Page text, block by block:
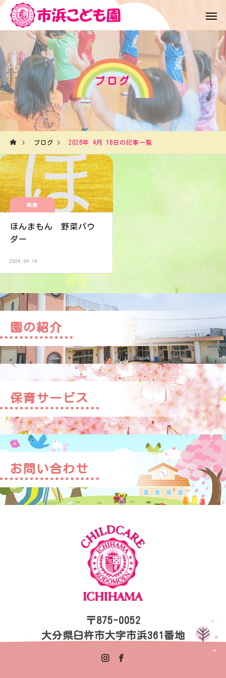
ブログ
ブログ 2026年 4月 18日の記事一覧
給食
ほんまもん 野菜パウ
ダー
2026.04.18
園の紹介
保育サービス
お問い合わせ
〒875-0052
大分県臼杵市大字市浜361番地